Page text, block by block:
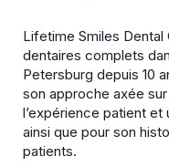
Lifetime Smiles
dentaires complets
Petersburg depuis 10
son approche axée
l’expérience patient et
ainsi que pour son
patients.